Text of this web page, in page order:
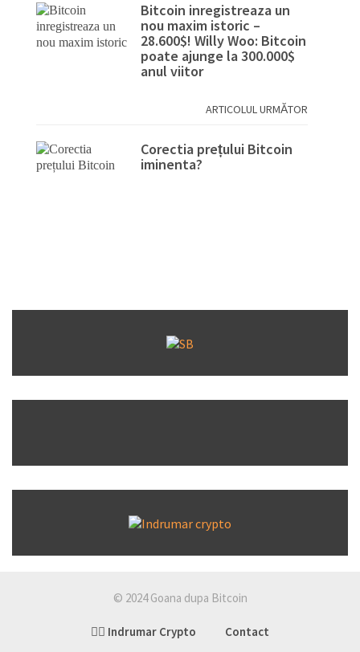
Bitcoin inregistreaza un
nou maxim istoric –
28.600$! Willy Woo: Bitcoin
poate ajunge la 300.000$
anul viitor
ARTICOLUL URMĂTOR
Corectia prețului Bitcoin
iminenta?
© 2024 Goana dupa Bitcoin
👉🏽 Indrumar Crypto Contact